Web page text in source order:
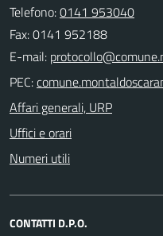
Telefono:0141 953040
Fax: 0141 952188
E-mail:
PEC:
Affari generali, URP
Uffici e orari
Numeri utili
CONTATTI D.P.O.